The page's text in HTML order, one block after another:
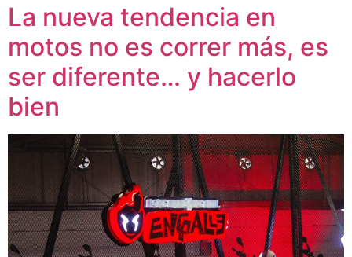
La nueva tendencia en
motos no es correr más, es
ser diferente… y hacerlo
bien